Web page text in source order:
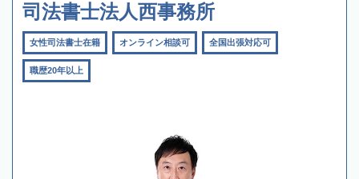
司法書士法人西事務所
女性司法書士在籍 オンライン相談可 全国出張対応可
職歴20年以上